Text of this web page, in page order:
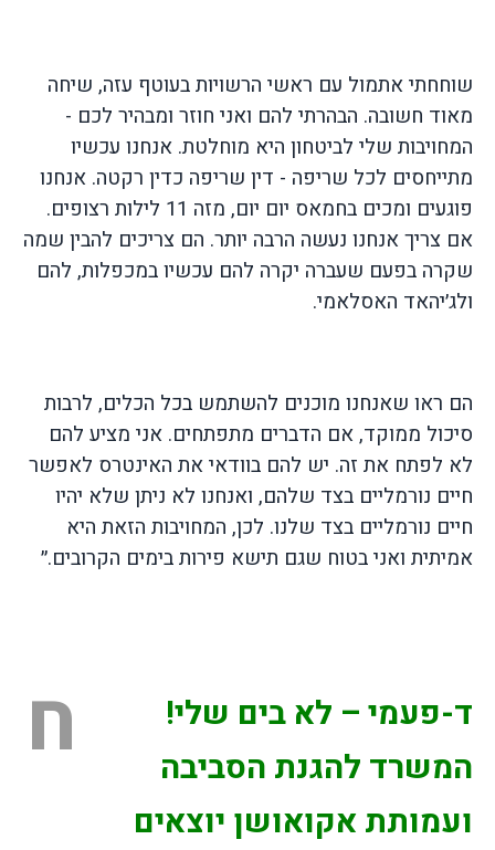
שוחחתי אתמול עם ראשי הרשויות בעוטף עזה, שיחה
מאוד חשובה. הבהרתי להם ואני חוזר ומבהיר לכם -
המחויבות שלי לביטחון היא מוחלטת. אנחנו עכשיו
מתייחסים לכל שריפה - דין שריפה כדין רקטה. אנחנו
פוגעים ומכים בחמאס יום יום, מזה 11 לילות רצופים.
אם צריך אנחנו נעשה הרבה יותר. הם צריכים להבין שמה
שקרה בפעם שעברה יקרה להם עכשיו במכפלות, להם
ולג׳יהאד האסלאמי.
הם ראו שאנחנו מוכנים להשתמש בכל הכלים, לרבות
סיכול ממוקד, אם הדברים מתפתחים. אני מציע להם
לא לפתח את זה. יש להם בוודאי את האינטרס לאפשר
חיים נורמליים בצד שלהם, ואנחנו לא ניתן שלא יהיו
חיים נורמליים בצד שלנו. לכן, המחויבות הזאת היא
אמיתית ואני בטוח שגם תישא פירות בימים הקרובים.״
ח
ד-פעמי – לא בים שלי!
המשרד להגנת הסביבה
ועמותת אקואושן יוצאים